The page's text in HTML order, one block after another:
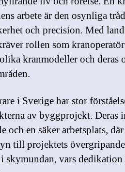
arbete är den osynliga
och precision. Med
rollen som
kranmodeller och deras
i Sverige har stor
av byggprojekt. Deras
och en säker arbetsplats,
till projektets
skymundan, vars